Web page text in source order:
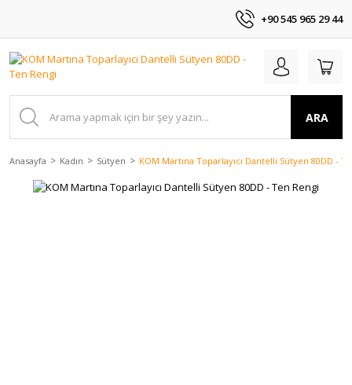
+90 545 965 29 44
ARA
Anasayfa Kadın Sütyen KOM Martına Toparlayıcı Dantelli Sütyen 80DD -